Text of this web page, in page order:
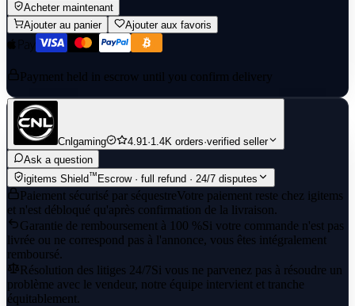
Acheter maintenant
Ajouter au panier
Ajouter aux favoris
Payment held in escrow until you confirm delivery
Cnlgaming 4.91·1.4K orders·verified seller
Ask a question
igitems Shield™Escrow · full refund · 24/7 disputes
Paiement sécurisé par séquestreVotre paiement reste chez igitems
et n'est débloqué qu'après confirmation de la livraison.
Garantie de remboursement à 100 %Si votre commande n'est pas
livrée ou ne correspond pas à l'annonce, vous êtes intégralement
remboursé.
Résolution des litiges 24/7Si vous ne parvenez pas à résoudre un
problème avec le vendeur, notre équipe intervient et tranche
équitablement.